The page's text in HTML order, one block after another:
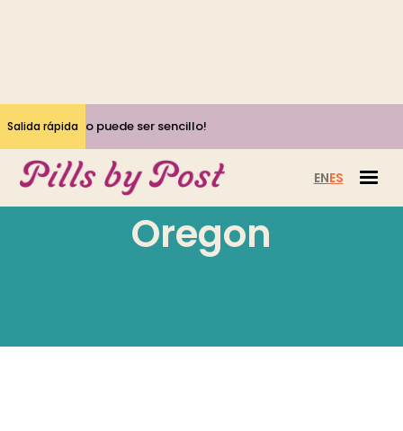
¡Sí, el aborto puede ser sencillo!
Salida rápida
ENES
Oregon